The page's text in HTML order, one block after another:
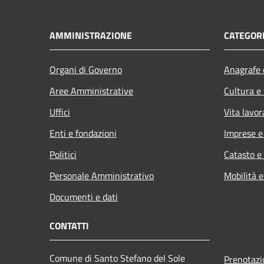
AMMINISTRAZIONE
Organi di Governo
Aree Amministrative
Uffici
Enti e fondazioni
Politici
Personale Amministrativo
Documenti e dati
Cultura
Vita
Imprese
Catasto
Mobilità
CONTATTI
Comune di Santo Stefano del Sole